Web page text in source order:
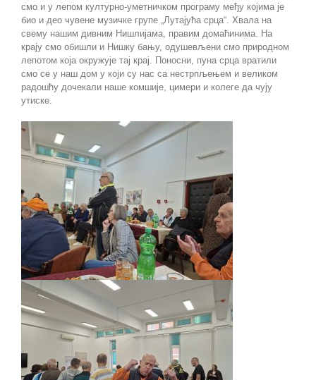
смо и у лепом културно-уметничком програму међу којима је
био и део чувене музичке групе „Лутајућа срца“. Хвала на
свему нашим дивним Нишлијама, правим домаћинима. На
крају смо обишли и Нишку бању, одушевљени смо природном
лепотом која окружује тај крај. Поносни, пуна срца вратили
смо се у наш дом у који су нас са нестрпљењем и великом
радошћу дочекали наше комшије, цимери и колеге да чују
утиске.